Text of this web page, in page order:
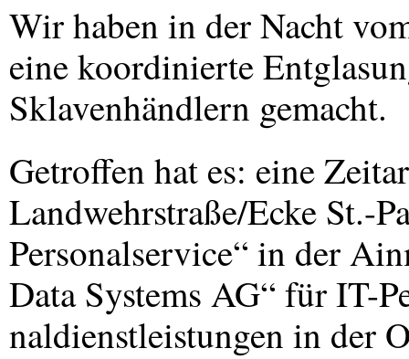
Wir haben in der Nacht
eine koordinierte
Sklavenhändlern gemacht.
Getroffen hat es: eine
Landwehrstraße/Ecke St.-
Personalservice“ in der
Data Systems AG“ für IT-
naldienstleistungen in der